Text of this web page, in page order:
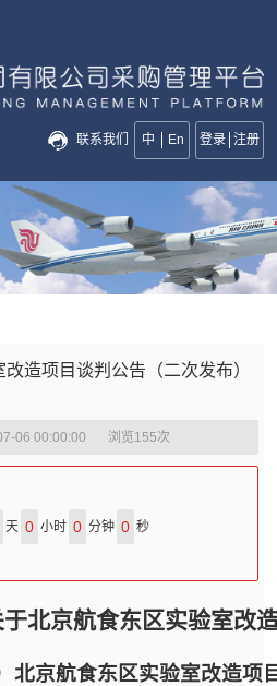
联系我们 中 En 登录 注册
造项目谈判公告（二次发布）
06 00:00:00 浏览155次
天 0 小时 0 分钟 0 秒
于北京航食东区实验室改
北京航食东区实验室改造